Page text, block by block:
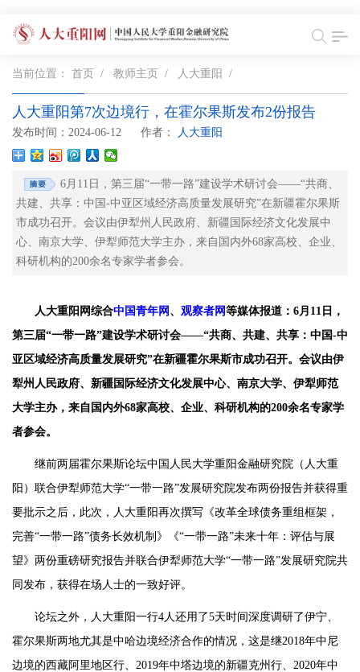
当前位置： 首页 / 教师主页 / 人大重阳 /
人大重阳第7次边境行，在霍尔果斯发布2份报告
发布时间：2024-06-12 作者： 人大重阳
6月11日，第三届“一带一路”建设学术研讨会——“共商、
共建、共享：中国-中亚区域经济高质量发展研究”在新疆霍尔果斯
市成功召开。会议由伊犁州人民政府、新疆国际经济文化发展中
心、南京大学、伊犁师范大学主办，来自国内外68家高校、企业、
科研机构的200余名专家学者参会。
人大重阳网综合中国青年网 、 观察者网等媒体报道：6月11日，
第三届“一带一路”建设学术研讨会——“共商、共建、共享：中国-中
亚区域经济高质量发展研究”在新疆霍尔果斯市成功召开。会议由伊
犁州人民政府、新疆国际经济文化发展中心、南京大学、伊犁师范
大学主办，来自国内外68家高校、企业、科研机构的200余名专家学
者参会。
继前两届霍尔果斯论坛中国人民大学重阳金融研究院（人大重
阳）联合伊犁师范大学“一带一路”发展研究院发布两份报告并获得重
要批示之后，此次，人大重阳再次撰写《改革全球债务重组框架，
完善“一带一路”债务长效机制》《“一带一路”未来十年：评估与展
望》两份重磅研究报告并联合伊犁师范大学“一带一路”发展研究院共
同发布，获得在场人士的一致好评。
论坛之外，人大重阳一行4人还用了5天时间深度调研了伊宁、
霍尔果斯两地尤其是中哈边境经济合作的情况，这是继2018年中尼
边境的西藏阿里地区行、2019年中塔边境的新疆克州行、2020年中